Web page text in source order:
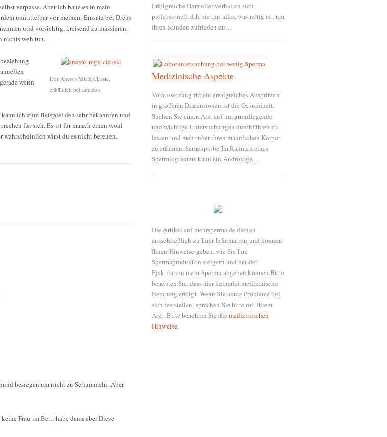
verpasse. Aber ich baue es in mein
unmittelbar vor meinem Einsatz bei Drehs
und vorsichtig, kreisend zu massieren.
nichts weh tun.
Der Aneros MGX Classic,
erhältlich bei amazon
wenn
ich zum Beispiel den sehr bekannten und
für sich. Es ist für manch einen wohl
wahrscheinlich wirst du es nicht bereuen.
besiegen um nicht zu Schummeln. Aber
Frau im Bett, habe dann aber Diese
Erfolgreiche Darsteller verhalten sich
professionell, d.h. sie tun alles, was nötig ist, um
ihren Kunden zufrieden zu…
Medizinische Aspekte
Voraussetzung für ein erfolgreiches Abspritzen
in größeren Dimensionen ist die Gesundheit.
Suchen Sie einen Arzt auf um grundlegende
und wichtige Untersuchungen durchführen zu
lassen und mehr über ihren männlichen Körper
zu erfahren. Samenprobe Im Rahmen eines
Spermiogramms kann ein Androloge…
Die Artikel auf mehrsperma.de dienen
ausschließlich zu Ihrer Information und können
Ihnen Hinweise geben, wie Sie Ihre
Spermaprodukion steigern und bei der
Ejakulation mehr Sperma abgeben können.Bitte
beachten Sie, dass hier keinerlei medizinische
Beratung erfolgt. Wenn Sie akute Probleme bei
sich feststellen, sprechen Sie bitte mit Ihrem
Arzt. Bitte beachten Sie die medizinischen
Hinweise.